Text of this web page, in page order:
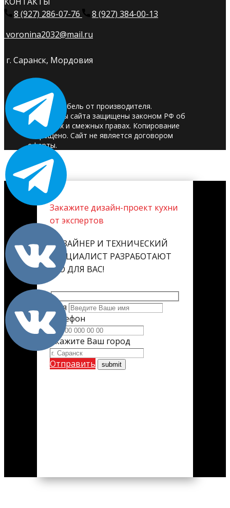
8 (927) 286-07-76
8 (927) 384-00-13
voronina2032@mail.ru
г. Саранск, Мордовия
© 2025. Мебель от производителя.
Материалы сайта защищены законом РФ об
авторских и смежных правах. Копирование
запрещено. Сайт не является договором
оферты.
Закажите дизайн-проект кухни
от экспертов
ДИЗАЙНЕР И ТЕХНИЧЕСКИЙ
СПЕЦИАЛИСТ РАЗРАБОТАЮТ
ЕГО ДЛЯ ВАС!
Имя
Телефон
Укажите Ваш город
Отправить